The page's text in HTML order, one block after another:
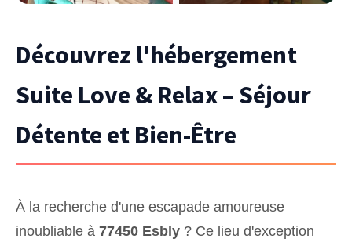
Découvrez l'hébergement
Suite Love & Relax – Séjour
Détente et Bien-Être
À la recherche d'une escapade amoureuse
inoubliable à 77450 Esbly ? Ce lieu d'exception